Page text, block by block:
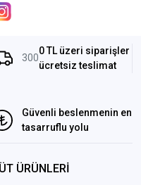
300
0 TL üzeri siparişler
ücretsiz teslimat
Güvenli beslenmenin en
tasarruflu yolu
ÜRÜNLERİ